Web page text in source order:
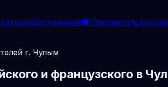
📜Достижения🎓Предметы📞
г. Чулым
и французского в